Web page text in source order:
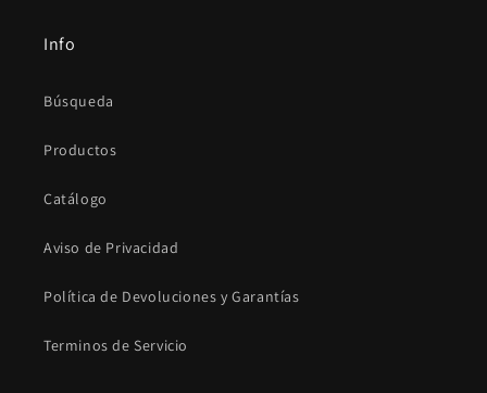
Info
Búsqueda
Productos
Catálogo
Aviso de Privacidad
Política de Devoluciones y Garantías
Terminos de Servicio